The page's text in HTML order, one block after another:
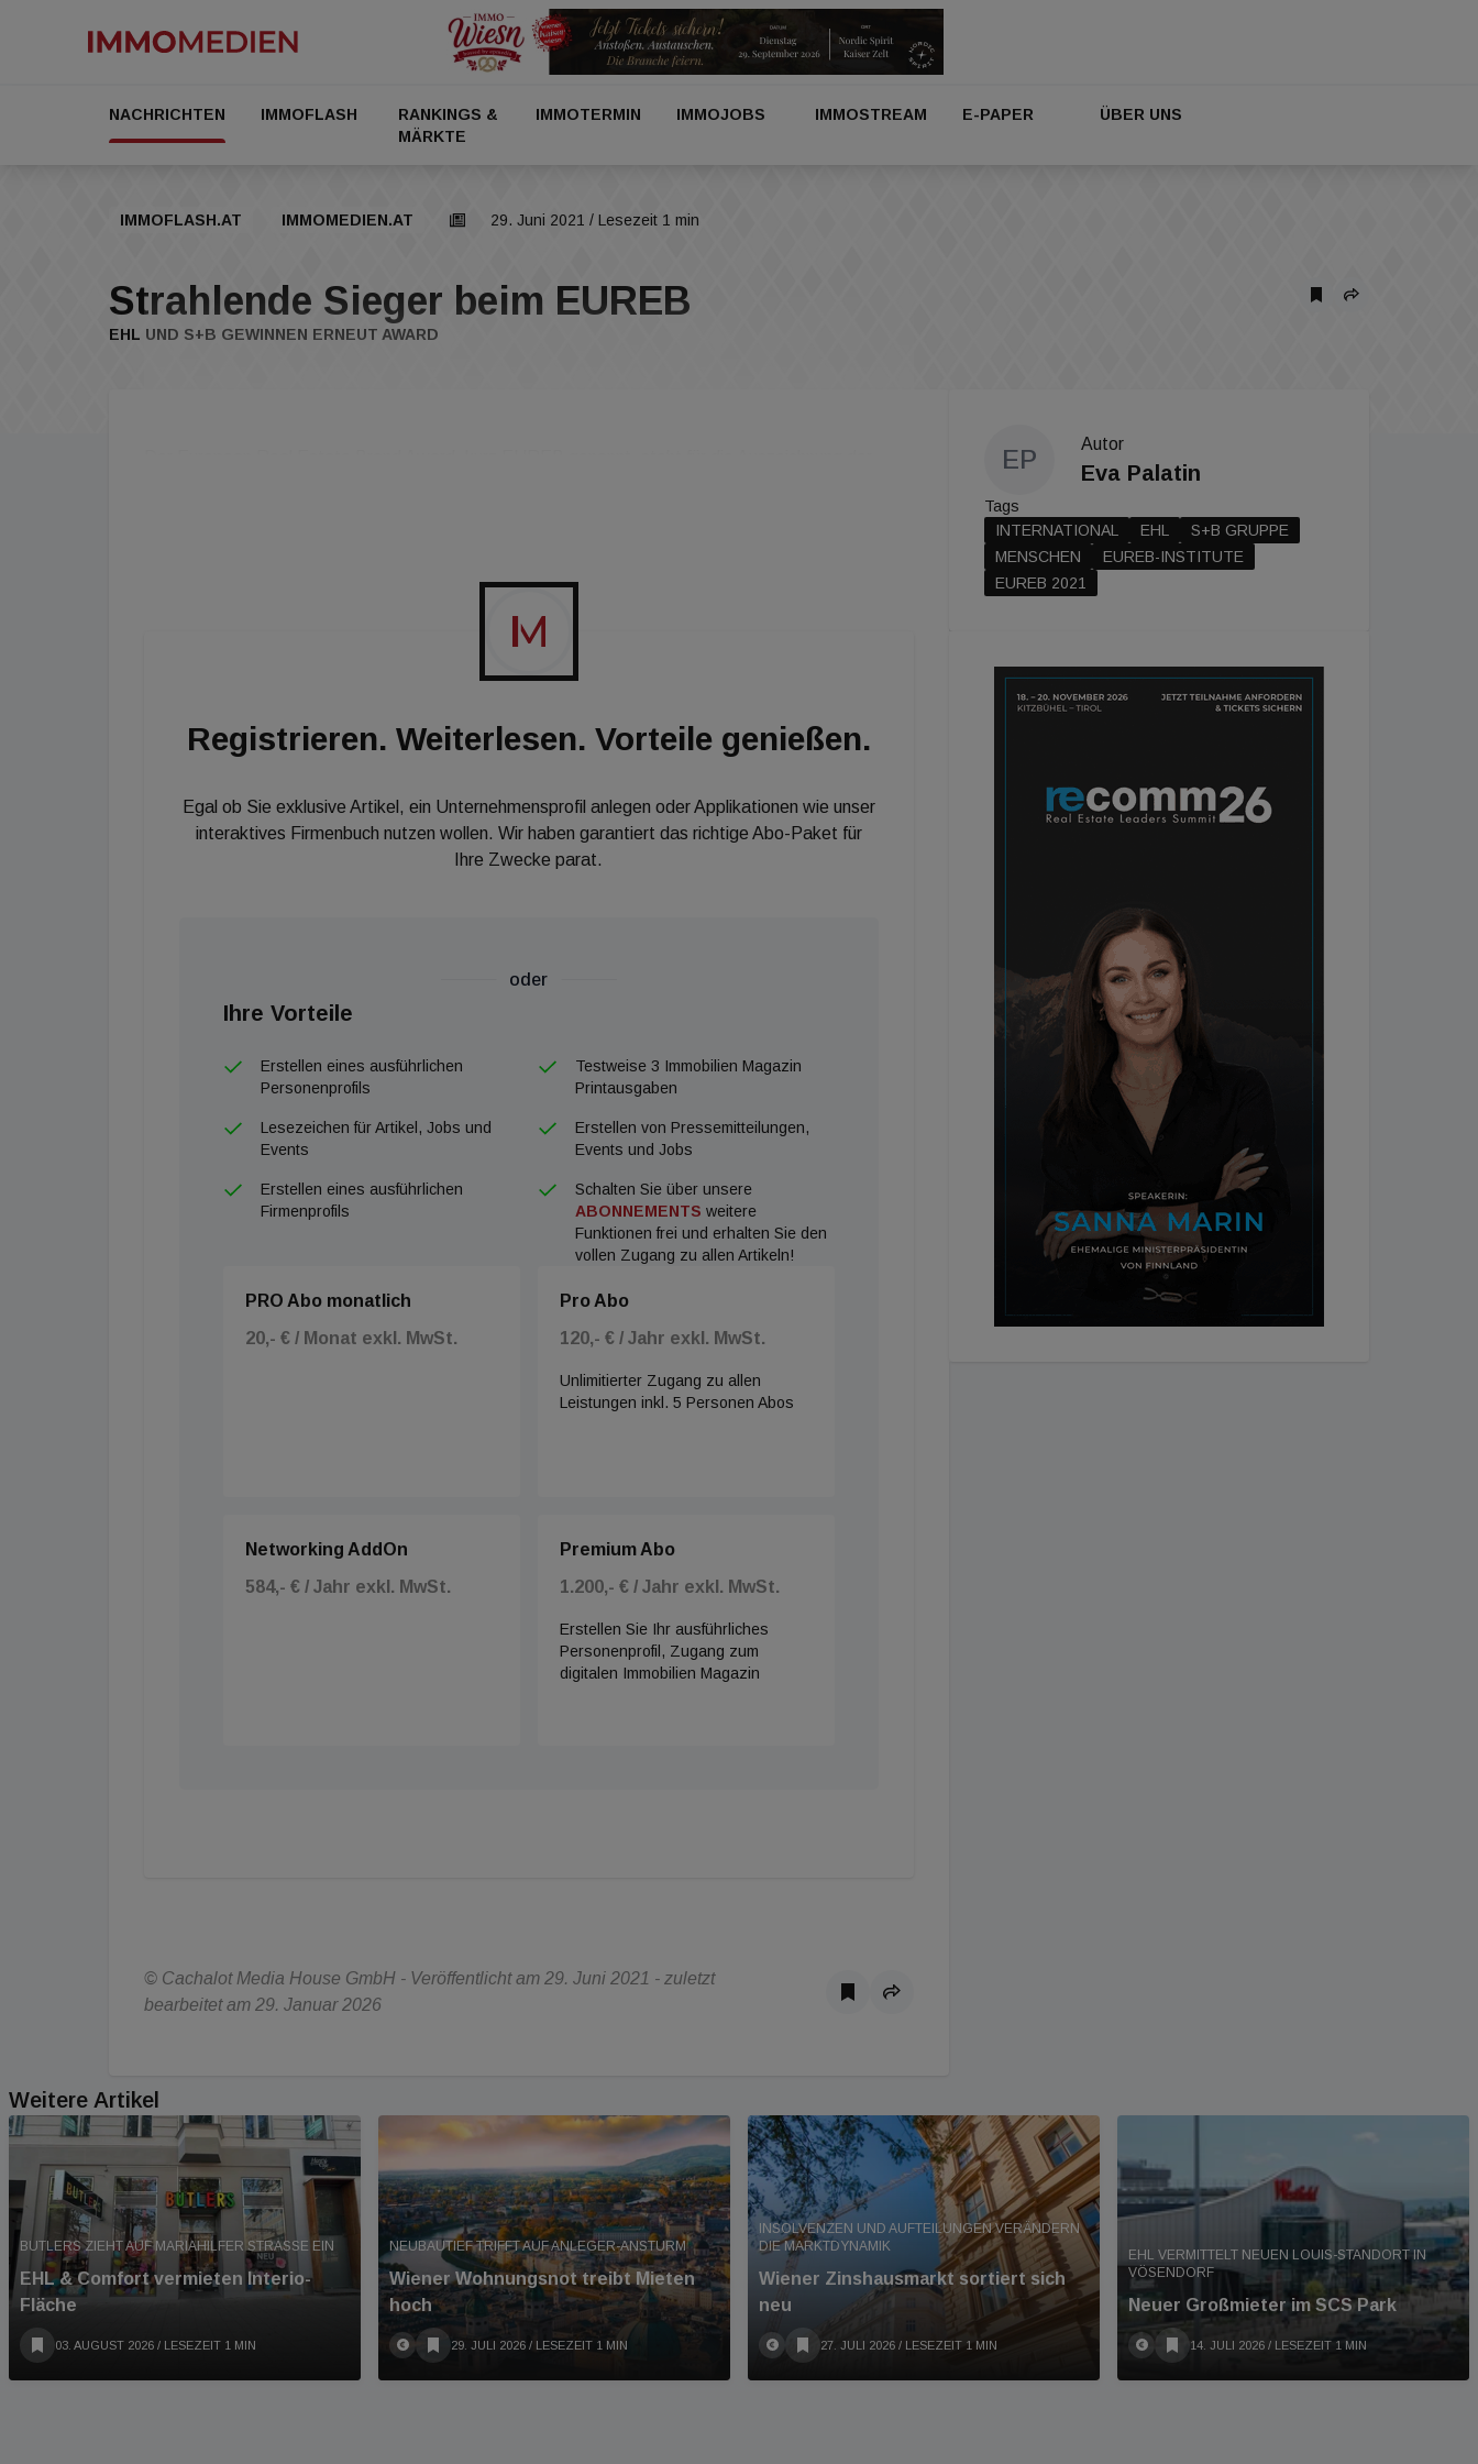
NACHRICHTEN IMMOFLASH
RANKINGS &
MÄRKTE
IMMOTERMIN IMMOJOBS IMMOSTREAM E-PAPER ÜBER UNS
IMMOFLASH.AT IMMOMEDIEN.AT 29. Juni 2021 / Lesezeit 1 min
Strahlende Sieger beim EUREB
EHL UND S+B GEWINNEN ERNEUT AWARD
Registrieren. Weiterlesen. Vorteile genießen.
Egal ob Sie exklusive Artikel, ein Unternehmensprofil anlegen oder Applikationen wie unser
interaktives Firmenbuch nutzen wollen. Wir haben garantiert das richtige Abo-Paket für
Ihre Zwecke parat.
oder
Ihre Vorteile
Erstellen eines ausführlichen
Personenprofils
Testweise 3 Immobilien Magazin
Printausgaben
Lesezeichen für Artikel, Jobs und
Events
Erstellen von Pressemitteilungen,
Events und Jobs
Erstellen eines ausführlichen
Firmenprofils
Schalten Sie über unsere
ABONNEMENTS weitere
Funktionen frei und erhalten Sie den
vollen Zugang zu allen Artikeln!
PRO Abo monatlich
20,- € / Monat exkl. MwSt.
Pro Abo
120,- € / Jahr exkl. MwSt.
Unlimitierter Zugang zu allen
Leistungen inkl. 5 Personen Abos
Networking AddOn
584,- € / Jahr exkl. MwSt.
Premium Abo
1.200,- € / Jahr exkl. MwSt.
Erstellen Sie Ihr ausführliches
Personenprofil, Zugang zum
digitalen Immobilien Magazin
© Cachalot Media House GmbH - Veröffentlicht am 29. Juni 2021 - zuletzt
bearbeitet am 29. Januar 2026
EP
Autor
Eva Palatin
Tags
INTERNATIONAL
EHL
S+B GRUPPE
MENSCHEN
EUREB-INSTITUTE
EUREB 2021
Weitere Artikel
BUTLERS ZIEHT AUF MARIAHILFER STRASSE EIN
EHL & Comfort vermieten Interio-
Fläche
03. AUGUST 2026 / LESEZEIT 1 MIN
NEUBAUTIEF TRIFFT AUF ANLEGER-ANSTURM
Wiener Wohnungsnot treibt Mieten
hoch
29. JULI 2026 / LESEZEIT 1 MIN
INSOLVENZEN UND AUFTEILUNGEN VERÄNDERN
DIE MARKTDYNAMIK
Wiener Zinshausmarkt sortiert sich
neu
27. JULI 2026 / LESEZEIT 1 MIN
EHL VERMITTELT NEUEN LOUIS-STANDORT IN
VÖSENDORF
Neuer Großmieter im SCS Park
14. JULI 2026 / LESEZEIT 1 MIN